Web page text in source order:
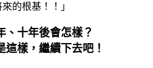
的根基！！」
、十年後會怎樣？
樣，繼續下去吧！